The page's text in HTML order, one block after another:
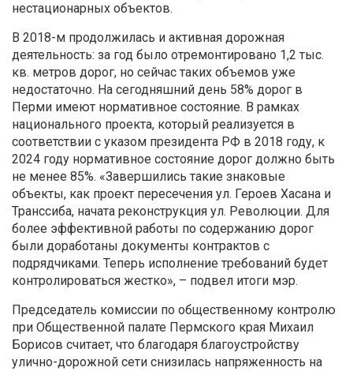
нестационарных объектов.
В 2018-м продолжилась и активная дорожная
деятельность: за год было отремонтировано 1,2 тыс.
кв. метров дорог, но сейчас таких объемов уже
недостаточно. На сегодняшний день 58% дорог в
Перми имеют нормативное состояние. В рамках
национального проекта, который реализуется в
соответствии с указом президента РФ в 2018 году, к
2024 году нормативное состояние дорог должно быть
не менее 85%. «Завершились такие знаковые
объекты, как проект пересечения ул. Героев Хасана и
Транссиба, начата реконструкция ул. Революции. Для
более эффективной работы по содержанию дорог
были доработаны документы контрактов с
подрядчиками. Теперь исполнение требований будет
контролироваться жестко», – подвел итоги мэр.
Председатель комиссии по общественному контролю
при Общественной палате Пермского края Михаил
Борисов считает, что благодаря благоустройству
улично-дорожной сети снизилась напряженность на